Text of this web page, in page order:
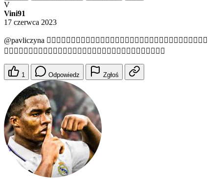
V
Vini91
17 czerwca 2023
@pavliczyna 🤦🏾‍♂️🤦🏾‍♂️🤦🏾‍♂️🤦🏾‍♂️🤦🏾‍♂️🤦🏾‍♂️🤦🏾‍♂️🤦🏾‍♂️🤦🏾‍♂️🤦🏾‍♂️🤦🏾‍♂️
🤦🏾‍♂️🤦🏾‍♂️🤦🏾‍♂️🤦🏾‍♂️🤦🏾‍♂️🤦🏾‍♂️🤦🏾‍♂️🤦🏾‍♂️🤦🏾‍♂️🤦🏾‍♂️🤦🏾‍♂️
1 Odpowiedz Zgłoś